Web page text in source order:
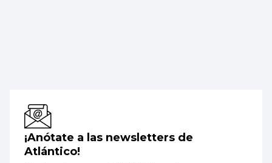
¡Anótate a las newsletters de
Atlántico!